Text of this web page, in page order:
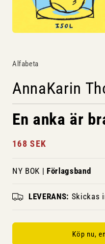
Alfabeta
AnnaKarin
En anka är
Ordinarie
168 SEK
NY BOK | Förlagsband
LEVERANS: Skickas
Köp nu,